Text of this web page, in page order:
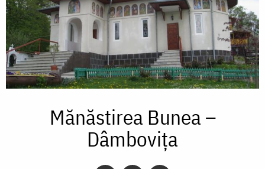
Mănăstirea Bunea –
Dâmbovița